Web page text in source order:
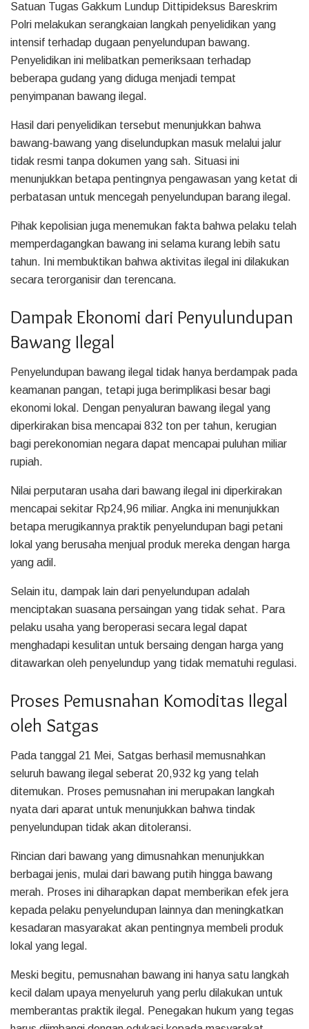
Satuan Tugas Gakkum Lundup Dittipideksus Bareskrim
Polri melakukan serangkaian langkah penyelidikan yang
intensif terhadap dugaan penyelundupan bawang.
Penyelidikan ini melibatkan pemeriksaan terhadap
beberapa gudang yang diduga menjadi tempat
penyimpanan bawang ilegal.
Hasil dari penyelidikan tersebut menunjukkan bahwa
bawang-bawang yang diselundupkan masuk melalui jalur
tidak resmi tanpa dokumen yang sah. Situasi ini
menunjukkan betapa pentingnya pengawasan yang ketat di
perbatasan untuk mencegah penyelundupan barang ilegal.
Pihak kepolisian juga menemukan fakta bahwa pelaku telah
memperdagangkan bawang ini selama kurang lebih satu
tahun. Ini membuktikan bahwa aktivitas ilegal ini dilakukan
secara terorganisir dan terencana.
Dampak Ekonomi dari Penyulundupan
Bawang Ilegal
Penyelundupan bawang ilegal tidak hanya berdampak pada
keamanan pangan, tetapi juga berimplikasi besar bagi
ekonomi lokal. Dengan penyaluran bawang ilegal yang
diperkirakan bisa mencapai 832 ton per tahun, kerugian
bagi perekonomian negara dapat mencapai puluhan miliar
rupiah.
Nilai perputaran usaha dari bawang ilegal ini diperkirakan
mencapai sekitar Rp24,96 miliar. Angka ini menunjukkan
betapa merugikannya praktik penyelundupan bagi petani
lokal yang berusaha menjual produk mereka dengan harga
yang adil.
Selain itu, dampak lain dari penyelundupan adalah
menciptakan suasana persaingan yang tidak sehat. Para
pelaku usaha yang beroperasi secara legal dapat
menghadapi kesulitan untuk bersaing dengan harga yang
ditawarkan oleh penyelundup yang tidak mematuhi regulasi.
Proses Pemusnahan Komoditas Ilegal
oleh Satgas
Pada tanggal 21 Mei, Satgas berhasil memusnahkan
seluruh bawang ilegal seberat 20,932 kg yang telah
ditemukan. Proses pemusnahan ini merupakan langkah
nyata dari aparat untuk menunjukkan bahwa tindak
penyelundupan tidak akan ditoleransi.
Rincian dari bawang yang dimusnahkan menunjukkan
berbagai jenis, mulai dari bawang putih hingga bawang
merah. Proses ini diharapkan dapat memberikan efek jera
kepada pelaku penyelundupan lainnya dan meningkatkan
kesadaran masyarakat akan pentingnya membeli produk
lokal yang legal.
Meski begitu, pemusnahan bawang ini hanya satu langkah
kecil dalam upaya menyeluruh yang perlu dilakukan untuk
memberantas praktik ilegal. Penegakan hukum yang tegas